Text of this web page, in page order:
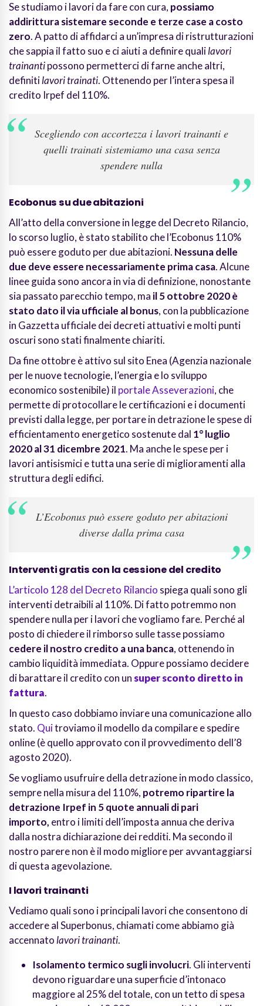
Se studiamo i lavori da fare con cura, possiamo
addirittura sistemare seconde e terze case a costo
zero. A patto di affidarci a un’impresa di ristrutturazioni
che sappia il fatto suo e ci aiuti a definire qualilavori
trainantipossono permetterci di farne anche altri,
definitilavori trainati. Ottenendo per l’intera spesa il
credito Irpef del 110%.
Scegliendo con accortezza i lavori trainanti e
quelli trainati sistemiamo una casa senza
spendere nulla
Ecobonus su due abitazioni
All’atto della conversione in legge del Decreto Rilancio,
lo scorso luglio, è stato stabilito che l’Ecobonus 110%
può essere goduto per due abitazioni. Nessuna delle
due deve essere necessariamente prima casa. Alcune
linee guida sono ancora in via di definizione, nonostante
sia passato parecchio tempo, ma il 5 ottobre 2020 è
stato dato il via ufficiale al bonus, con la pubblicazione
in Gazzetta ufficiale dei decreti attuativi e molti punti
oscuri sono stati finalmente chiariti.
Da fine ottobre è attivo sul sito Enea (Agenzia nazionale
per le nuove tecnologie, l’energia e lo sviluppo
economico sostenibile) il portale Asseverazioni, che
permette di protocollare le certificazioni e i documenti
previsti dalla legge, per portare in detrazione le spese di
efficientamento energetico sostenute dal 1° luglio
2020 al 31 dicembre 2021. Ma anche le spese per i
lavori antisismici e tutta una serie di miglioramenti alla
struttura degli edifici.
L’Ecobonus può essere goduto per abitazioni
diverse dalla prima casa
Interventi gratis con la cessione del credito
L’articolo 128 del Decreto Rilancio spiega quali sono gli
interventi detraibili al 110%. Di fatto potremmo non
spendere nulla per i lavori che vogliamo fare. Perché al
posto di chiedere il rimborso sulle tasse possiamo
cedere il nostro credito a una banca, ottenendo in
cambio liquidità immediata. Oppure possiamo decidere
di barattare il credito con un super sconto diretto in
fattura.
In questo caso dobbiamo inviare una comunicazione allo
stato. Quitroviamo il modello da compilare e spedire
online (è quello approvato con il provvedimento dell’8
agosto 2020).
Se vogliamo usufruire della detrazione in modo classico,
sempre nella misura del 110%, potremo ripartire la
detrazione Irpef in 5 quote annuali di pari
importo, entro i limiti dell’imposta annua che deriva
dalla nostra dichiarazione dei redditi. Ma secondo il
nostro parere non è il modo migliore per avvantaggiarsi
di questa agevolazione.
I lavori trainanti
Vediamo quali sono i principali lavori che consentono di
accedere al Superbonus, chiamati come abbiamo già
accennato lavori trainanti.
Isolamento termico sugli involucri. Gli interventi
devono riguardare una superficie d’intonaco
maggiore al 25% del totale, con un tetto di spesa